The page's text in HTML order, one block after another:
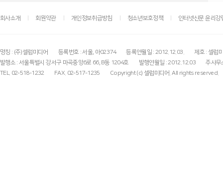
회사소개 회원약관 개인정보취급방침 청소년보호정책 인터넷신문 윤리강
명칭 : (주)셀럽미디어 등록번호 : 서울, 아02374 등록연월일 : 2012.12.03.
제호 : 셀럽
발행소 : 서울특별시 강서구 마곡중앙6로 66, B동 1204호
발행연월일 : 2012.12.03
주사무
TEL. 02-518-1232
FAX. 02-517-1235 Copyright (c) 셀럽미디어. All rights reserved.